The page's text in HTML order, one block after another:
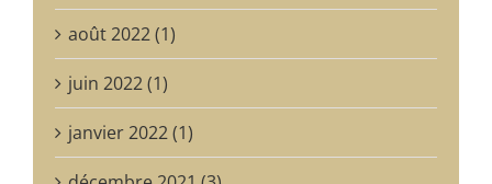
août 2022 (1)
juin 2022 (1)
janvier 2022 (1)